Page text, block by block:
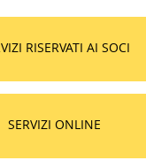
SOSTENIBILITÀ NEL
PRATESE
FEMMINILE
RISERVATI AI SOCI
SERVIZI ONLINE